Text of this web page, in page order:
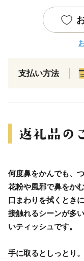
支払い方法
何度鼻をかんでも、
花粉や風邪で鼻をか
口まわりを拭くとき
接触れるシーンが多
いティッシュです。
手に取るとしっとり